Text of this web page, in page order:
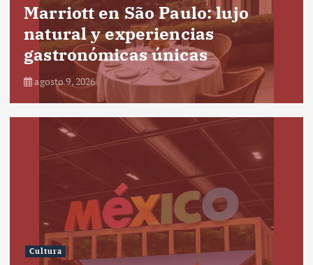
Marriott en São Paulo: lujo
natural y experiencias
gastronómicas únicas
agosto 9, 2026
Cultura